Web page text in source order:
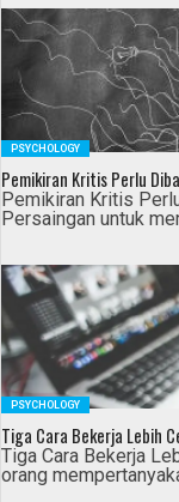
PSYCHOLOGY
Pemikiran Kritis Perlu
Pemikiran Kritis
Persaingan untuk
PSYCHOLOGY
Tiga Cara Bekerja Lebih
Tiga Cara Bekerja
orang